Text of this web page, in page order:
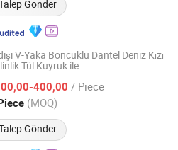
Gönder
V-Yaka Boncuklu Dantel Deniz Kızı
Tül Kuyruk ile
400,00 / Piece
(MOQ)
Gönder
Co., Ltd.
Fiyat 2026